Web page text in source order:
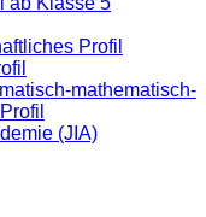
Profil
mathematisch-
(JIA)